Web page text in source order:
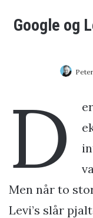
Google og
D
Men når to
Levi’s slår